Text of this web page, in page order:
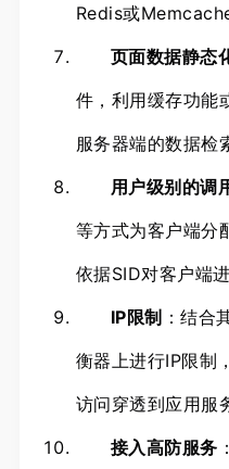
Redis或
页面数据静态
件，利用缓存功能
服务器端的数据检
用户级别的调
等方式为客户端分
依据SID对客户端
IP限制 ：结合
衡器上进行IP限制
访问穿透到应用服
接入高防服务